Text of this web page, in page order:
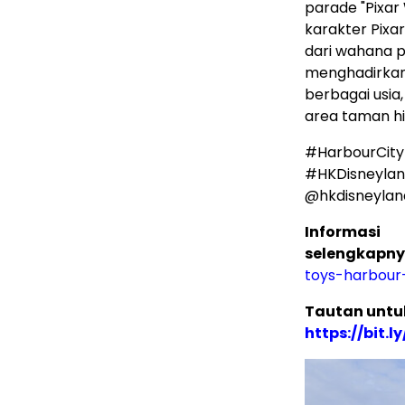
parade
karakter
dari wahana
berbagai
area taman
Informasi
toys-
Tautan
https://